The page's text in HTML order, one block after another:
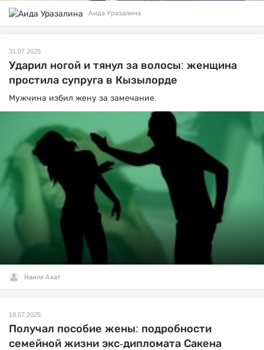
Аида Уразалина
31.07.2025
Ударил ногой и тянул за волосы: женщина
простила супруга в Кызылорде
Мужчина избил жену за замечание.
Наиля Ахат
18.07.2025
Получал пособие жены: подробности
семейной жизни экс-дипломата Сакена